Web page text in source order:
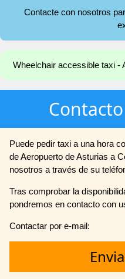
Contacte con nosotros
Wheelchair accessible taxi -
Puede pedir taxi a una hora
de Aeropuerto de Asturias a
nosotros a través de su
Tras comprobar la
pondremos en contacto con
Contactar por e-mail: